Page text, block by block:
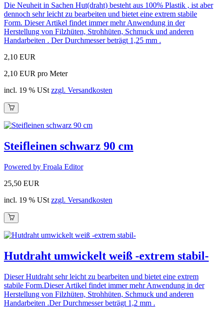
Die Neuheit in Sachen Hut(draht) besteht aus 100% Plastik , ist aber
dennoch sehr leicht zu bearbeiten und bietet eine extrem stabile
Form. Dieser Artikel findet immer mehr Anwendung in der
Herstellung von Filzhüten, Strohhüten, Schmuck und anderen
Handarbeiten . Der Durchmesser beträgt 1,25 mm .
2,10 EUR
2,10 EUR pro Meter
incl. 19 % USt zzgl. Versandkosten
Steifleinen schwarz 90 cm
Powered by Froala Editor
25,50 EUR
incl. 19 % USt zzgl. Versandkosten
Hutdraht umwickelt weiß -extrem stabil-
Dieser Hutdraht sehr leicht zu bearbeiten und bietet eine extrem
stabile Form.Dieser Artikel findet immer mehr Anwendung in der
Herstellung von Filzhüten, Strohhüten, Schmuck und anderen
Handarbeiten .Der Durchmesser beträgt 1,2 mm .